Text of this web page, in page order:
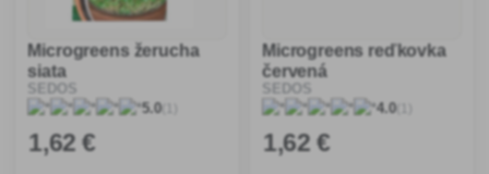
Microgreens žerucha
siata
SEDOS
5.0(1)
1,62 €
Microgreens reďkovka
červená
SEDOS
4.0(1)
1,62 €